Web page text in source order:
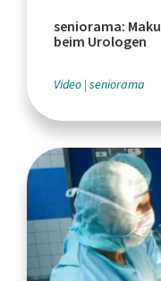
seniorama:
beim Urologen
Video seniorama